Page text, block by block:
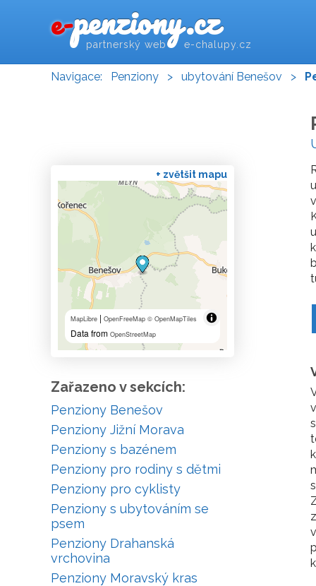
e-penziony.cz
partnerský web e-chalupy.cz
Navigace: Penziony > ubytování Benešov >
+ zvětšit mapu
MapLibre | OpenFreeMap © OpenMapTiles
Data from OpenStreetMap
Zařazeno v sekcích:
Penziony Benešov
Penziony Jižní Morava
Penziony s bazénem
Penziony pro rodiny s dětmi
Penziony pro cyklisty
Penziony s ubytováním se
psem
Penziony Drahanská
vrchovina
Penziony Moravský kras